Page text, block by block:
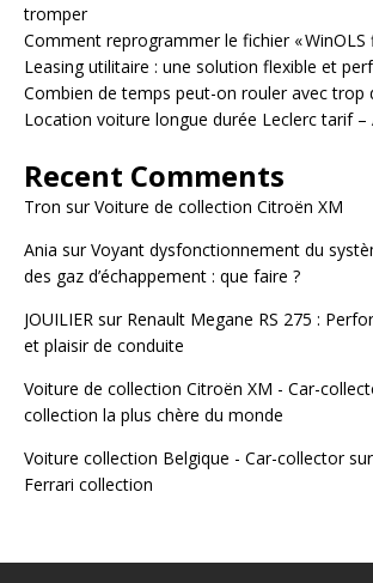
tromper
Comment reprogrammer le fichier « WinOLS
Leasing utilitaire : une solution flexible et
Combien de temps peut-on rouler avec trop
Location voiture longue durée Leclerc tarif –
Recent Comments
Tron surVoiture de collection Citroën XM
Ania surVoyant dysfonctionnement du
des gaz d’échappement : que faire ?
JOUILIER sur Renault Megane RS 275 :
et plaisir de conduite
Voiture de collection Citroën XM - Car-
collection la plus chère du monde
Voiture collection Belgique - Car-collectorsur
Ferrari collection